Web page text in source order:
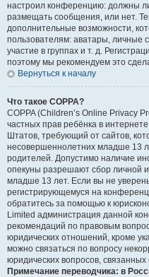
настроил конференцию: должны
размещать сообщения, или нет.
дополнительные возможности,
пользователям: аватары, личные
участие в группах и т. д.
поэтому мы рекомендуем это
Вернуться к началу
Что такое COPPA?
COPPA (Children’s Online Privacy
частных прав ребёнка в
Штатов, требующий от сайтов,
несовершеннолетних младше 13
родителей. Допустимо наличие
опекуны разрешают сбор личной
младше 13 лет. Если вы не
регистрирующемуся на
обратитесь за помощью к
Limited администрация данной
рекомендаций по правовым
юридических отношений, кроме
можно связаться по вопросу
юридических вопросов,
Примечание переводчика: в